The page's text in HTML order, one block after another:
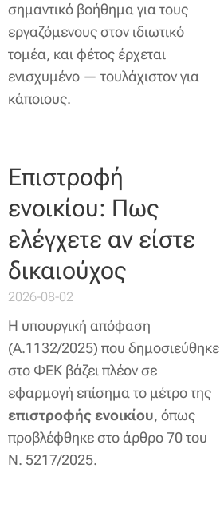
σημαντικό βοήθημα για τους
εργαζόμενους στον ιδιωτικό
τομέα, και φέτος έρχεται
ενισχυμένο — τουλάχιστον για
κάποιους.
Επιστροφή
ενοικίου: Πως
ελέγχετε αν είστε
δικαιούχος
2026-08-02
Η υπουργική απόφαση
(Α.1132/2025) που δημοσιεύθηκε
στο ΦΕΚ βάζει πλέον σε
εφαρμογή επίσημα το μέτρο της
επιστροφής ενοικίου, όπως
προβλέφθηκε στο άρθρο 70 του
Ν. 5217/2025.